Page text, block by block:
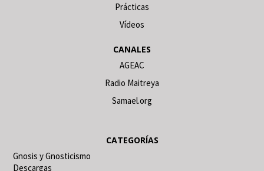
Prácticas
Vídeos
CANALES
AGEAC
Radio Maitreya
Samael.org
CATEGORÍAS
Gnosis y Gnosticismo
Descargas